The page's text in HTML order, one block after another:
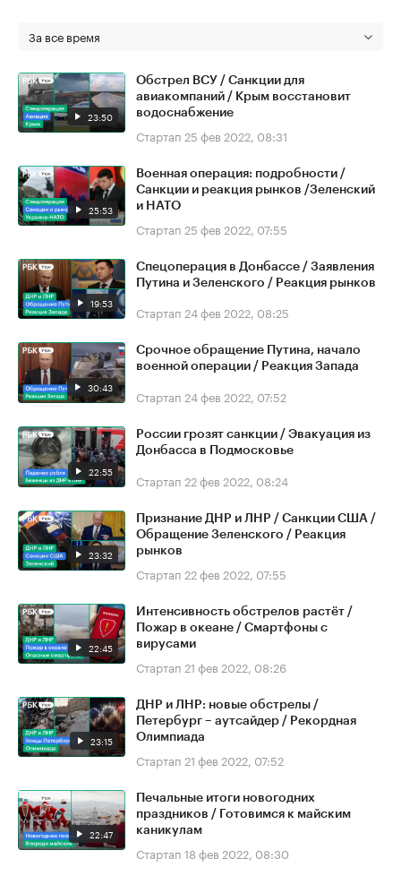
За все время
23:50
Обстрел ВСУ / Санкции для
авиакомпаний / Крым восстановит
водоснабжение
Стартап 25 фев 2022, 08:31
25:53
Военная операция: подробности /
Санкции и реакция рынков /Зеленский
и НАТО
Стартап 25 фев 2022, 07:55
19:53
Спецоперация в Донбассе / Заявления
Путина и Зеленского / Реакция рынков
Стартап 24 фев 2022, 08:25
30:43
Срочное обращение Путина, начало
военной операции / Реакция Запада
Стартап 24 фев 2022, 07:52
22:55
России грозят санкции / Эвакуация из
Донбасса в Подмосковье
Стартап 22 фев 2022, 08:24
23:32
Признание ДНР и ЛНР / Санкции США /
Обращение Зеленского / Реакция
рынков
Стартап 22 фев 2022, 07:55
22:45
Интенсивность обстрелов растёт /
Пожар в океане / Смартфоны с
вирусами
Стартап 21 фев 2022, 08:26
23:15
ДНР и ЛНР: новые обстрелы /
Петербург – аутсайдер / Рекордная
Олимпиада
Стартап 21 фев 2022, 07:52
22:47
Печальные итоги новогодних
праздников / Готовимся к майским
каникулам
Стартап 18 фев 2022, 08:30